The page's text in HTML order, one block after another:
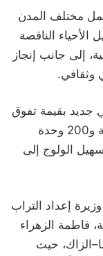
مختلف المدن
الأحياء الناقصة
إلى جانب إنجاز
وثقافي.
جديد بقيمة تفوق
85 مليون درهم، يتضمن 972 قطعة أرضية و200 وحدة
الولوج إلى
إعداد التراب
فاطمة الزهراء
حيث